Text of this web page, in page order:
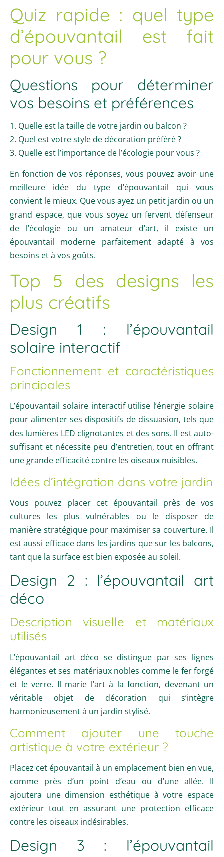
Quiz rapide : quel type
d’épouvantail est fait
pour vous ?
Questions pour déterminer
vos besoins et préférences
1. Quelle est la taille de votre jardin ou balcon ?
2. Quel est votre style de décoration préféré ?
3. Quelle est l’importance de l’écologie pour vous ?
En fonction de vos réponses, vous pouvez avoir une
meilleure idée du type d’épouvantail qui vous
convient le mieux. Que vous ayez un petit jardin ou un
grand espace, que vous soyez un fervent défenseur
de l’écologie ou un amateur d’art, il existe un
épouvantail moderne parfaitement adapté à vos
besoins et à vos goûts.
Top 5 des designs les
plus créatifs
Design 1 : l’épouvantail
solaire interactif
Fonctionnement et caractéristiques
principales
L’épouvantail solaire interactif utilise l’énergie solaire
pour alimenter ses dispositifs de dissuasion, tels que
des lumières LED clignotantes et des sons. Il est auto-
suffisant et nécessite peu d’entretien, tout en offrant
une grande efficacité contre les oiseaux nuisibles.
Idées d’intégration dans votre jardin
Vous pouvez placer cet épouvantail près de vos
cultures les plus vulnérables ou le disposer de
manière stratégique pour maximiser sa couverture. Il
est aussi efficace dans les jardins que sur les balcons,
tant que la surface est bien exposée au soleil.
Design 2 : l’épouvantail art
déco
Description visuelle et matériaux
utilisés
L’épouvantail art déco se distingue par ses lignes
élégantes et ses matériaux nobles comme le fer forgé
et le verre. Il marie l’art à la fonction, devenant un
véritable objet de décoration qui s’intègre
harmonieusement à un jardin stylisé.
Comment ajouter une touche
artistique à votre extérieur ?
Placez cet épouvantail à un emplacement bien en vue,
comme près d’un point d’eau ou d’une allée. Il
ajoutera une dimension esthétique à votre espace
extérieur tout en assurant une protection efficace
contre les oiseaux indésirables.
Design 3 : l’épouvantail